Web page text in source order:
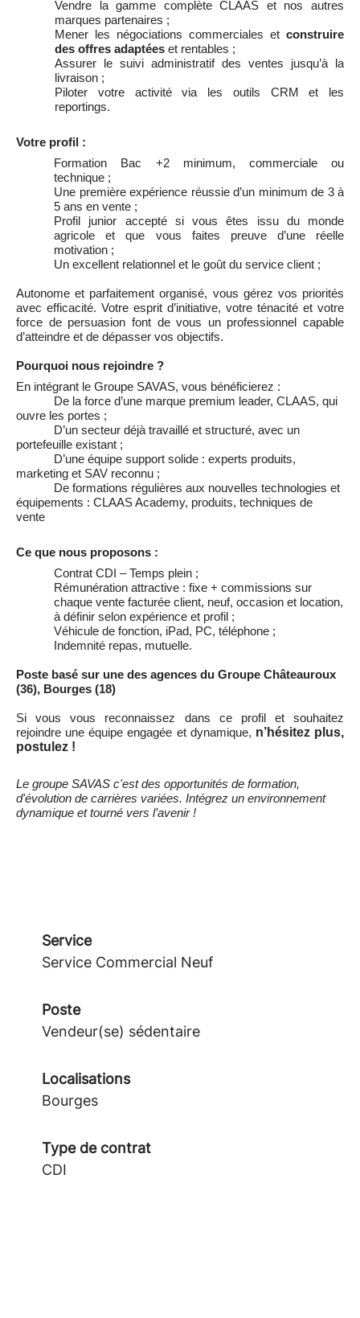
Vendre la gamme complète CLAAS et nos autres
marques partenaires ;
Mener les négociations commerciales et construire
des offres adaptées et rentables ;
Assurer le suivi administratif des ventes jusqu’à la
livraison ;
Piloter votre activité via les outils CRM et les
reportings.
Votre profil :
Formation Bac +2 minimum, commerciale ou
technique ;
Une première expérience réussie d’un minimum de 3 à
5 ans en vente ;
Profil junior accepté si vous êtes issu du monde
agricole et que vous faites preuve d’une réelle
motivation ;
Un excellent relationnel et le goût du service client ;
Autonome et parfaitement organisé, vous gérez vos priorités
avec efficacité. Votre esprit d’initiative, votre ténacité et votre
force de persuasion font de vous un professionnel capable
d’atteindre et de dépasser vos objectifs.
Pourquoi nous rejoindre ?
En intégrant le Groupe SAVAS, vous bénéficierez :
De la force d’une marque premium leader, CLAAS, qui
ouvre les portes ;
D’un secteur déjà travaillé et structuré, avec un
portefeuille existant ;
D’une équipe support solide : experts produits,
marketing et SAV reconnu ;
De formations régulières aux nouvelles technologies et
équipements : CLAAS Academy, produits, techniques de
vente
Ce que nous proposons :
Contrat CDI – Temps plein ;
Rémunération attractive : fixe + commissions sur
chaque vente facturée client, neuf, occasion et location,
à définir selon expérience et profil ;
Véhicule de fonction, iPad, PC, téléphone ;
Indemnité repas, mutuelle.
Poste basé sur une des agences du Groupe Châteauroux
(36), Bourges (18)
Si vous vous reconnaissez dans ce profil et souhaitez
rejoindre une équipe engagée et dynamique, n’hésitez plus,
postulez !
Le groupe SAVAS c'est des opportunités de formation,
d'évolution de carrières variées. Intégrez un environnement
dynamique et tourné vers l’avenir !
Service
Service Commercial Neuf
Poste
Vendeur(se) sédentaire
Localisations
Bourges
Type de contrat
CDI